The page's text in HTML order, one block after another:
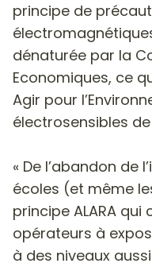
principe de
dénaturée par la
Economiques, ce
Agir pour
électrosensibles
« De l’abandon de
écoles (et même
principe ALARA
opérateurs à
à des niveaux